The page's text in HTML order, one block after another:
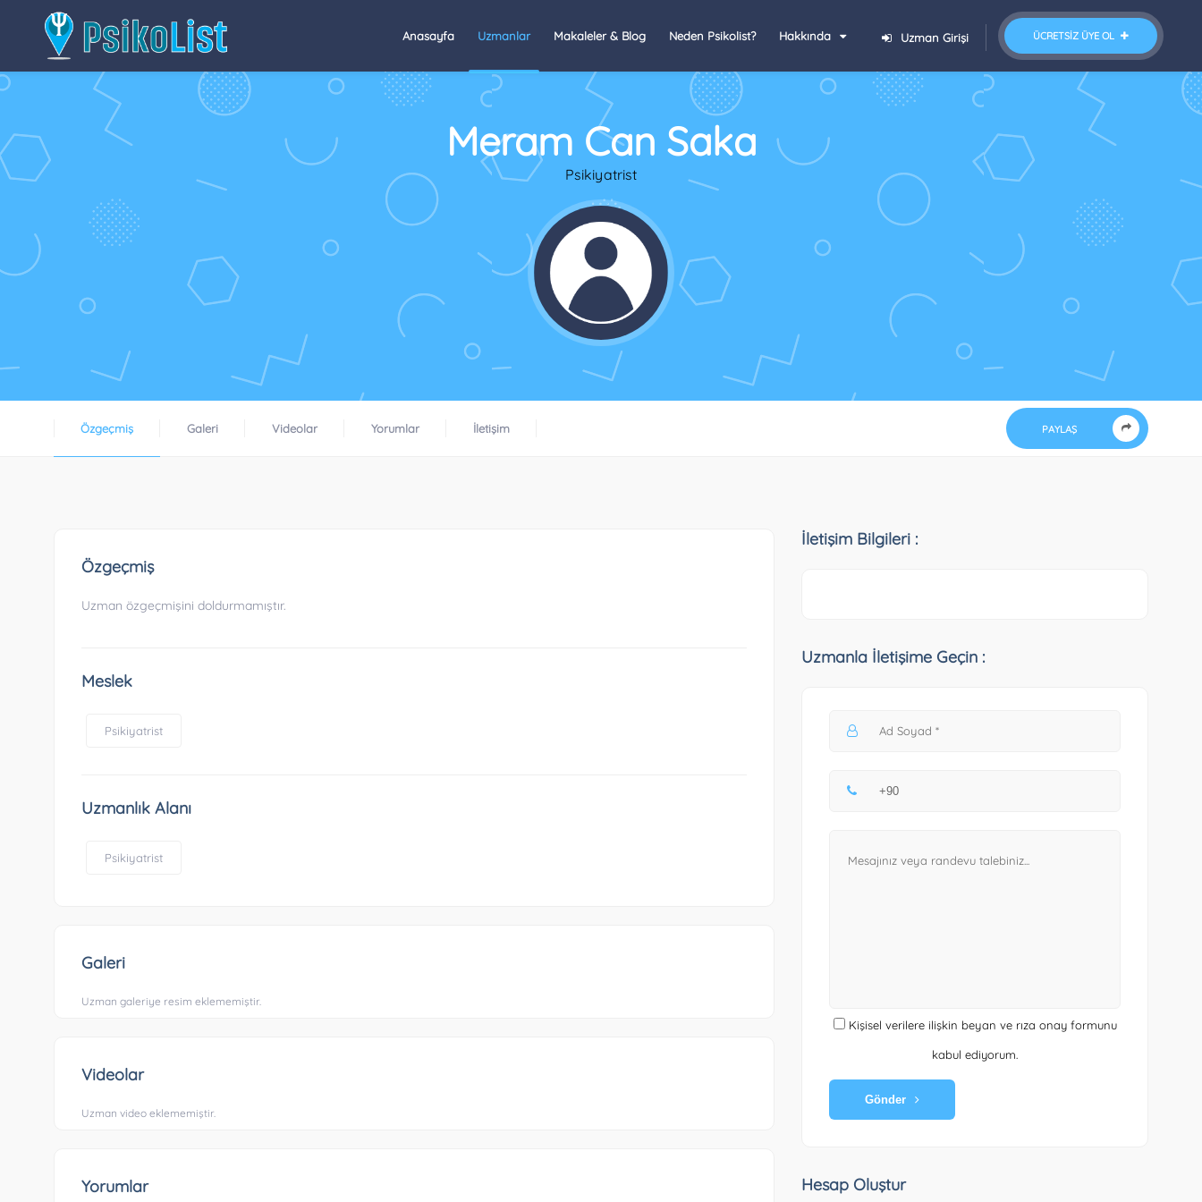
ÜCRETSIZ ÜYE OL
Uzman Girişi
Anasayfa Uzmanlar Makaleler & Blog Neden Psikolist? Hakkında
Meram Can Saka
Psikiyatrist
Özgeçmiş Galeri Videolar Yorumlar İletişim PAYLAŞ
Özgeçmiş
Uzman özgeçmişini doldurmamıştır.
Meslek
Psikiyatrist
Uzmanlık Alanı
Psikiyatrist
Galeri
Uzman galeriye resim eklememiştir.
Videolar
Uzman video eklememiştir.
Yorumlar
İletişim Bilgileri :
Uzmanla İletişime Geçin :
Kişisel verilere ilişkin beyan ve rıza onay formunu
kabul ediyorum.
Gönder
Hesap Oluştur